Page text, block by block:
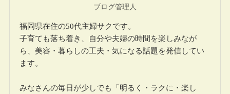
ブログ管理人
福岡県在住の50代主婦サクです。
子育ても落ち着き、自分や夫婦の時間を楽しみなが
ら、美容・暮らしの工夫・気になる話題を発信してい
ます。
みなさんの毎日が少しでも「明るく・ラクに・楽し